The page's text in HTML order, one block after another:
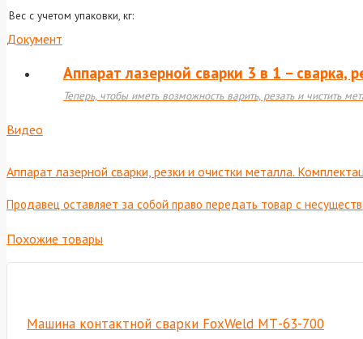
Вес с учетом упаковки, кг:
Документ
Аппарат лазерной сварки 3 в 1 – сварка,
Теперь, чтобы иметь возможность варить, резать и чистить
Видео
Аппарат лазерной сварки, резки и очистки металла.
Продавец оставляет за собой право передать товар с
Похожие товары
Машина контактной сварки FoxWeld МТ-63-700